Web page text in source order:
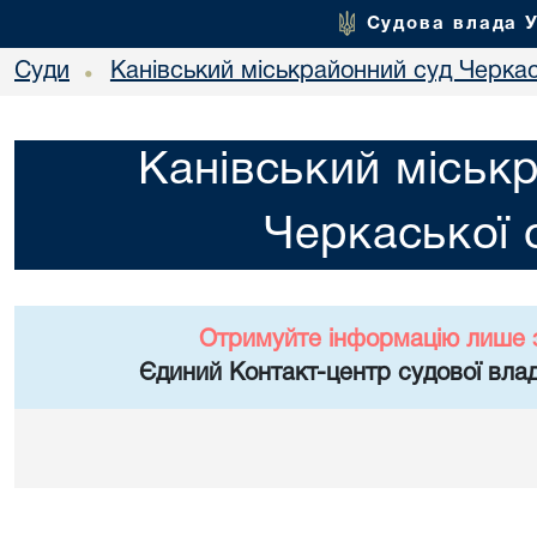
Судова влада
Суди • Канівський міськрайонний суд
Канівський
Черкаської
Отримуйте інформацію лише
Єдиний Контакт-центр судової